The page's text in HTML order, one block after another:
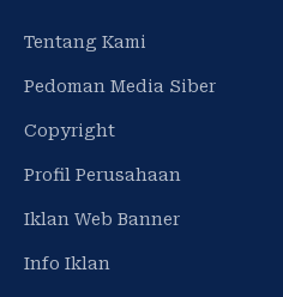
Tentang Kami
Pedoman Media Siber
Copyright
Profil Perusahaan
Iklan Web Banner
Info Iklan